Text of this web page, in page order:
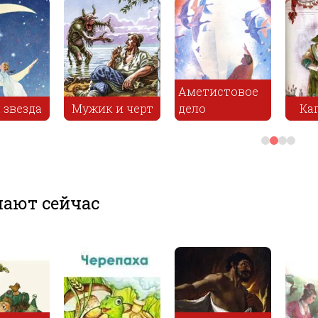
Мужик и черт
Аметистовое
дело
сейчас